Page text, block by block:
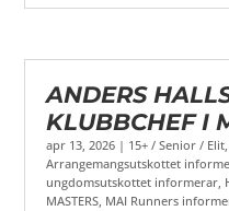
ANDERS
KLUBBCHEF I
apr 13, 2026 | 15+ / Senior / Elit
Arrangemangsutskottet
ungdomsutskottet informerar,
MASTERS, MAI Runners